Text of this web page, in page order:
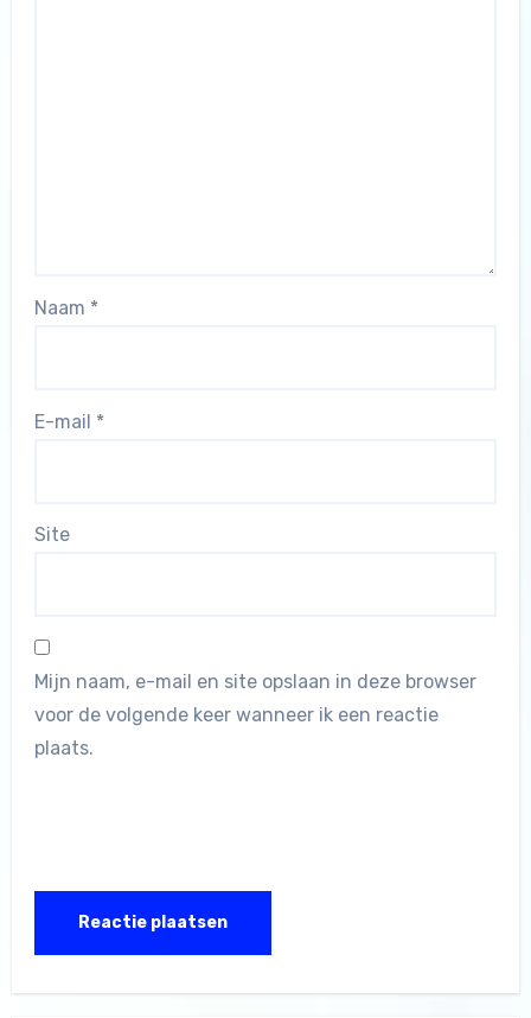
Naam *
E-mail *
Site
Mijn naam, e-mail en site opslaan in deze browser
voor de volgende keer wanneer ik een reactie
plaats.